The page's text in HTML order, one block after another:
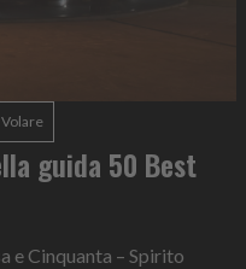
guida 50 Best
e Cinquanta – Spirito